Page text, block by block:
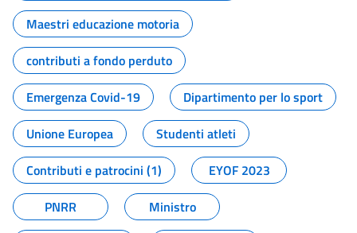
Maestri educazione motoria
contributi a fondo perduto
Emergenza Covid-19
Dipartimento per lo sport
Unione Europea
Studenti atleti
Contributi e patrocini (1)
EYOF 2023
PNRR
Ministro